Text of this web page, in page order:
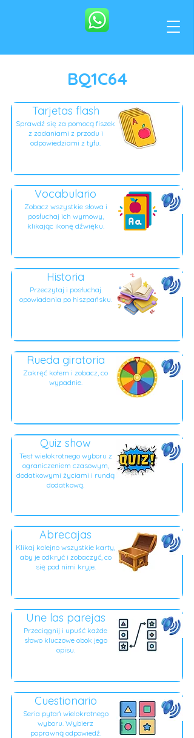
BQ1C64
Tarjetas flash
Sprawdź się za pomocą fiszek
z zadaniami z przodu i
odpowiedziami z tyłu.
Vocabulario
Zobacz wszystkie słowa i
posłuchaj ich wymowy,
klikając ikonę dźwięku.
Historia
Przeczytaj i posłuchaj
opowiadania po hiszpańsku.
Rueda giratoria
Zakręć kołem i zobacz, co
wypadnie.
Quiz show
Test wielokrotnego wyboru z
ograniczeniem czasowym,
dodatkowymi życiami i rundą
dodatkową.
Abrecajas
Klikaj kolejno wszystkie karty,
aby je odkryć i zobaczyć, co
się pod nimi kryje.
Une las parejas
Przeciągnij i upuść każde
słowo kluczowe obok jego
opisu.
Cuestionario
Seria pytań wielokrotnego
wyboru. Wybierz
poprawną odpowiedź.